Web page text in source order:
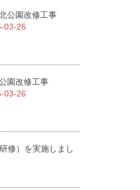
公園改修工事
03-26
園改修工事
03-26
修）を実施しまし